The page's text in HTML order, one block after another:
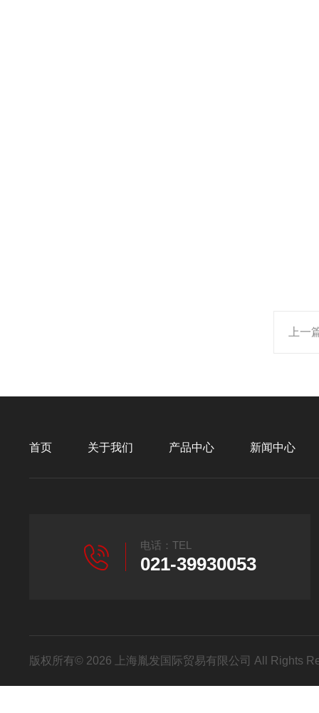
上一
首页 关于我们 产品中心 新闻中心
电话：TEL
021-39930053
版权所有© 2026 上海胤发国际贸易有限公司 All Rights